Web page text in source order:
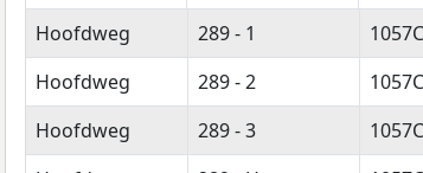
Straatnaam
Huisnummer
Hoofdweg 289 - 1
Hoofdweg
289 - 2
Hoofdweg
289 - 3